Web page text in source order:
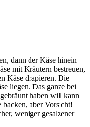
dann der Käse hinein
mit Kräutern bestreuen,
Käse drapieren. Die
liegen. Das ganze bei
haben will kann
backen, aber Vorsicht!
weniger gesalzener